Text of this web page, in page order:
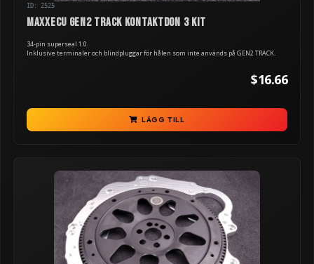
ID: 2525
MaxxECU GEN2 TRACK kontaktdon 3 kit
34-pin superseal 1.0.
Inklusive terminaler och blindpluggar för hålen som inte används på GEN2 TRACK.
$16.66
LÄGG TILL